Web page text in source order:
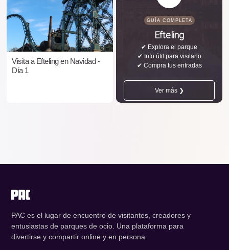
Visita a Efteling en Navidad -
Día 1
GUÍA COMPLETA
Efteling
✔ Explora el parque
✔ Info útil para visitarlo
✔ Compra tus entradas
Ver más ❯
PAC es el lugar de encuentro de visitantes, creadores y
entusiastas de parques de ocio. Una plataforma para
divertirse y compartir online y en persona.